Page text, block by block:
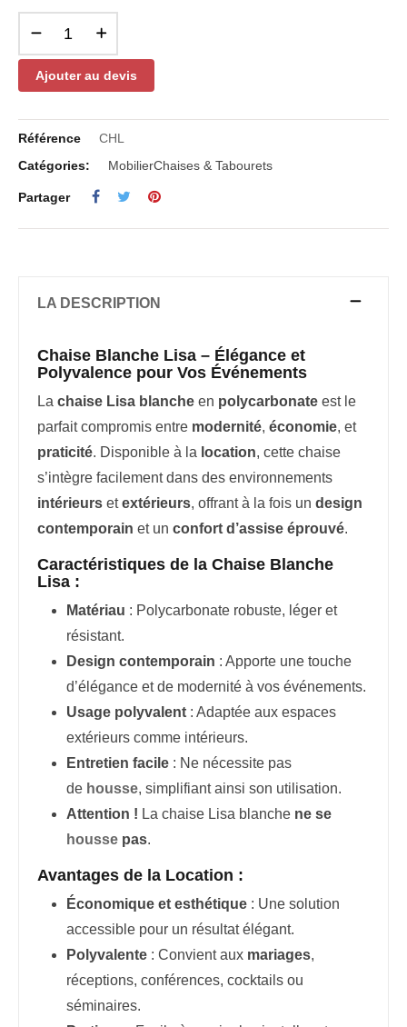
Ajouter au devis
Référence
CHL
Catégories:
MobilierChaises & Tabourets
Partager
LA DESCRIPTION
Chaise Blanche Lisa – Élégance et
Polyvalence pour Vos Événements
La chaise Lisa blanche en polycarbonate est le
parfait compromis entre modernité, économie, et
praticité. Disponible à la location, cette chaise
s’intègre facilement dans des environnements
intérieurs etextérieurs, offrant à la fois un design
contemporain et un confort d’assise éprouvé.
Caractéristiques de la Chaise Blanche
Lisa :
Matériau : Polycarbonate robuste, léger et
résistant.
Design contemporain : Apporte une touche
d’élégance et de modernité à vos événements.
Usage polyvalent : Adaptée aux espaces
extérieurs comme intérieurs.
Entretien facile : Ne nécessite pas
de housse, simplifiant ainsi son utilisation.
Attention ! La chaise Lisa blanche ne se
housse pas.
Avantages de la Location :
Économique et esthétique : Une solution
accessible pour un résultat élégant.
Polyvalente : Convient aux mariages,
réceptions, conférences, cocktails ou
séminaires.